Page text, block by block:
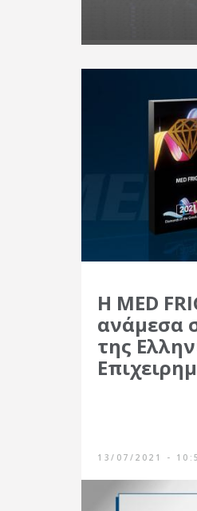
Η MED
ανάμεσα
της
13/07/2021 -